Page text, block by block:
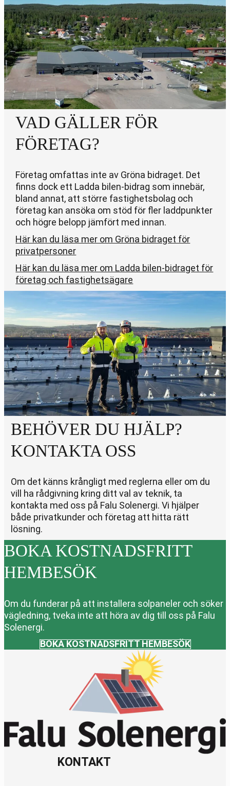
VAD GÄLLER FÖR
FÖRETAG?
Företag omfattas inte av Gröna bidraget. Det
finns dock ett Ladda bilen-bidrag som innebär,
bland annat, att större fastighetsbolag och
företag kan ansöka om stöd för fler laddpunkter
och högre belopp jämfört med innan.
Här kan du läsa mer om Gröna bidraget för
privatpersoner
Här kan du läsa mer om Ladda bilen-bidraget för
företag och fastighetsägare
BEHÖVER DU HJÄLP?
KONTAKTA OSS
Om det känns krångligt med reglerna eller om du
vill ha rådgivning kring ditt val av teknik, ta
kontakta med oss på Falu Solenergi. Vi hjälper
både privatkunder och företag att hitta rätt
lösning.
BOKA KOSTNADSFRITT
HEMBESÖK
Om du funderar på att installera solpaneler och söker
vägledning, tveka inte att höra av dig till oss på Falu
Solenergi.
BOKA KOSTNADSFRITT HEMBESÖK
KONTAKT